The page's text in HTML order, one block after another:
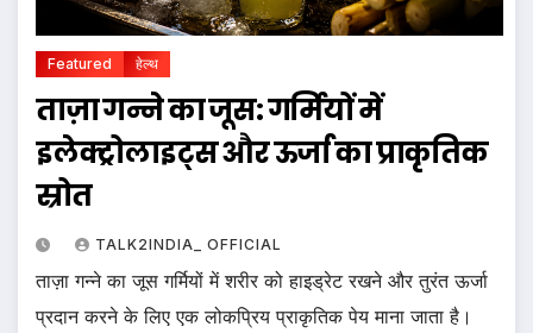
Featured हेल्थ
ताज़ा गन्ने का जूस: गर्मियों में
इलेक्ट्रोलाइट्स और ऊर्जा का प्राकृतिक
स्रोत
TALK2INDIA_ OFFICIAL
ताज़ा गन्ने का जूस गर्मियों में शरीर को हाइड्रेट रखने और तुरंत ऊर्जा
प्रदान करने के लिए एक लोकप्रिय प्राकृतिक पेय माना जाता है।